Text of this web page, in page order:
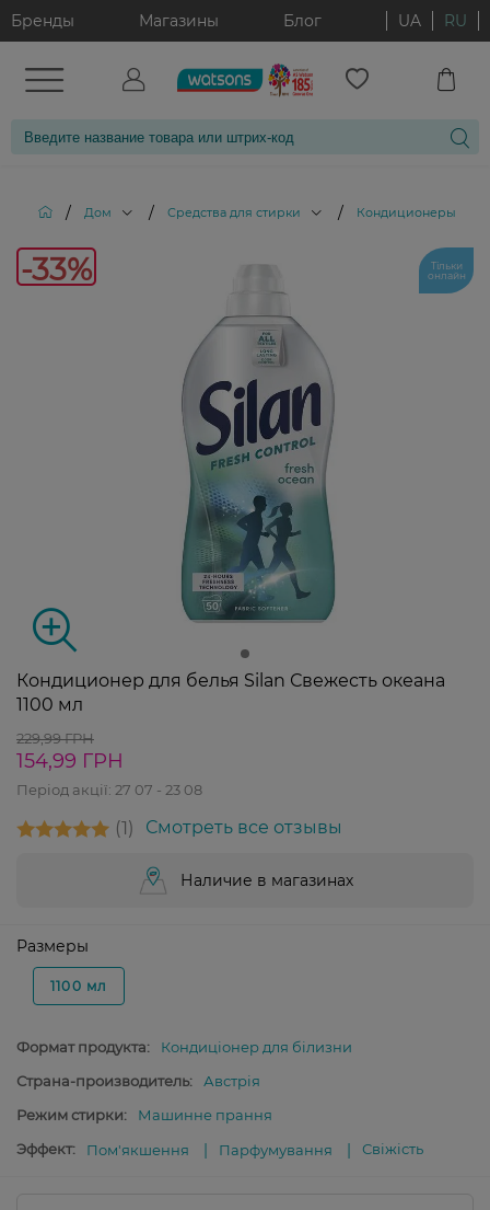
Бренды Магазины Блог UA RU
/ Дом / Средства для стирки / Кондиционеры и
-33%
Тільки
онлайн
Кондиционер для белья Silan Свежесть океана
1100 мл
229,99 ГРН
154,99 ГРН
Період акції: 27 07 - 23 08
1 Смотреть все отзывы
Наличие в магазинах
Размеры
1100 мл
Формат продукта:
Кондиціонер для білизни
Страна-производитель:
Австрія
Режим стирки:
Машинне прання
Эффект:
Пом'якшення Парфумування Свіжість